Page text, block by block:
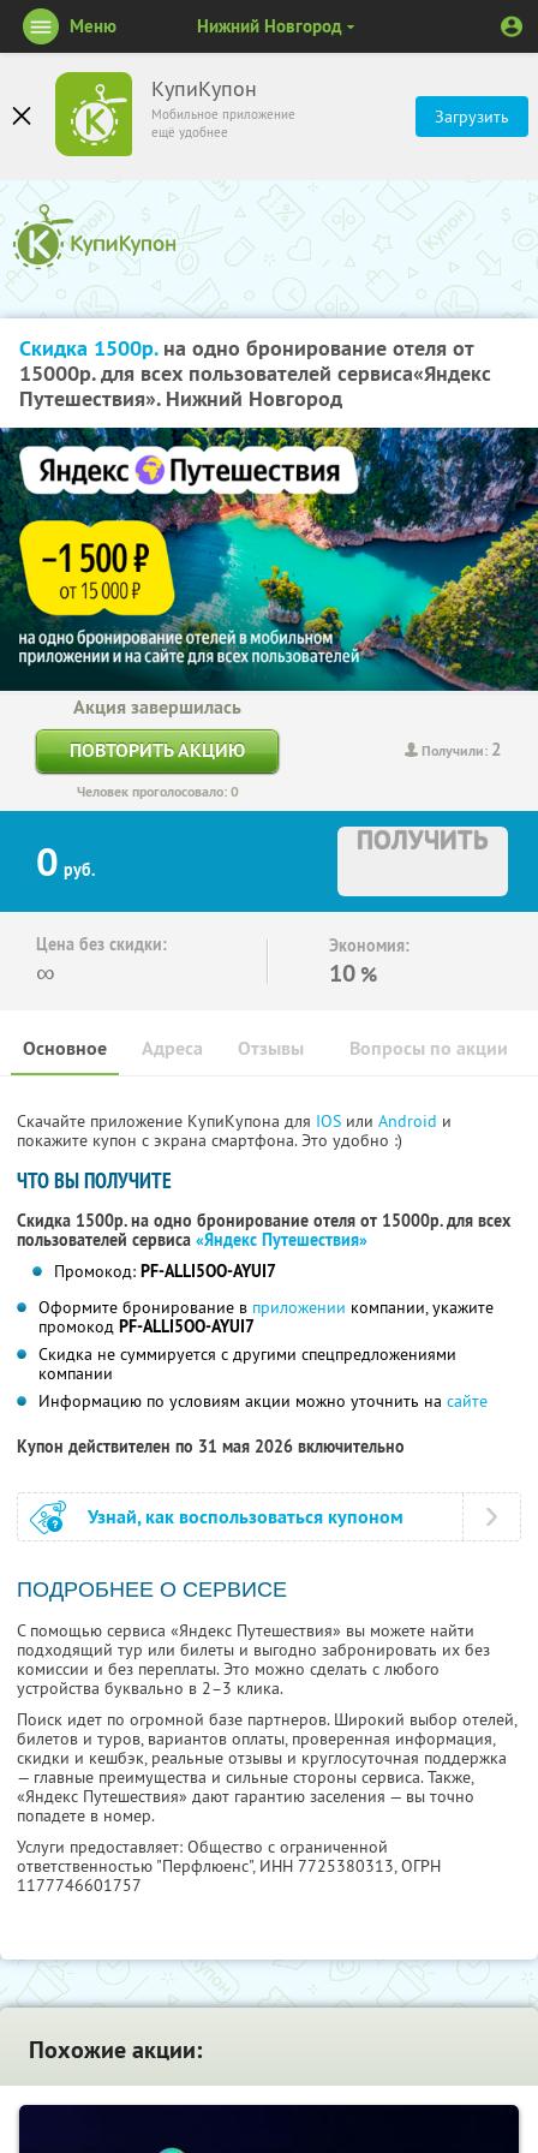
КупиКупон
Мобильное приложение
ещё удобнее
Загрузить
Меню Нижний Новгород
Скидка 1500р.на одно бронирование отеля от
15000р. для всех пользователей сервиса«Яндекс
Путешествия». Нижний Новгород
Получили: 2
Акция завершилась
ПОВТОРИТЬ АКЦИЮ
Человек проголосовало: 0
0 руб.
ПОЛУЧИТЬ
Цена без скидки:
∞
Экономия:
10 %
Основное Отзывы Вопросы по акции
Адреса
Скачайте приложение КупиКупона для IOS или Android и
покажите купон с экрана смартфона. Это удобно :)
ЧТО ВЫ ПОЛУЧИТЕ
Скидка 1500р. на одно бронирование отеля от 15000р. для всех
пользователей сервиса «Яндекс Путешествия»
Промокод: PF-ALLI5OO-AYUI7
Оформите бронирование в приложении компании, укажите
промокод PF-ALLI5OO-AYUI7
Скидка не суммируется с другими спецпредложениями
компании
Информацию по условиям акции можно уточнить на сайте
Купон действителен по 31 мая 2026 включительно
Узнай, как воспользоваться купоном
ПОДРОБНЕЕ О СЕРВИСЕ
С помощью сервиса «Яндекс Путешествия» вы можете найти
подходящий тур или билеты и выгодно забронировать их без
комиссии и без переплаты. Это можно сделать с любого
устройства буквально в 2–3 клика.
Поиск идет по огромной базе партнеров. Широкий выбор отелей,
билетов и туров, вариантов оплаты, проверенная информация,
скидки и кешбэк, реальные отзывы и круглосуточная поддержка
— главные преимущества и сильные стороны сервиса. Также,
«Яндекс Путешествия» дают гарантию заселения — вы точно
попадете в номер.
Услуги предоставляет: Общество с ограниченной
ответственностью "Перфлюенс", ИНН 7725380313, ОГРН
1177746601757
Похожие акции: